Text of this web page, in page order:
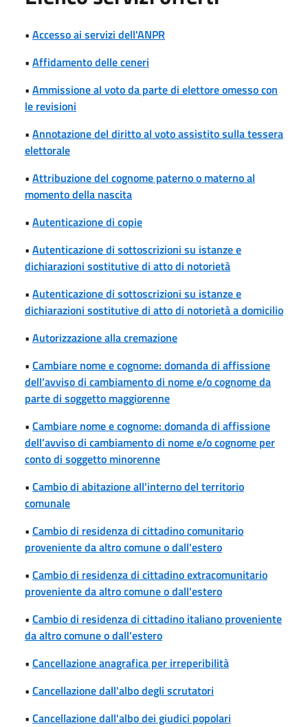
• Accesso ai servizi dell'ANPR
• Affidamento delle ceneri
• Ammissione al voto da parte di elettore omesso con
le revisioni
• Annotazione del diritto al voto assistito sulla tessera
elettorale
• Attribuzione del cognome paterno o materno al
momento della nascita
• Autenticazione di copie
• Autenticazione di sottoscrizioni su istanze e
dichiarazioni sostitutive di atto di notorietà
• Autenticazione di sottoscrizioni su istanze e
dichiarazioni sostitutive di atto di notorietà a domicilio
• Autorizzazione alla cremazione
• Cambiare nome e cognome: domanda di affissione
dell’avviso di cambiamento di nome e/o cognome da
parte di soggetto maggiorenne
• Cambiare nome e cognome: domanda di affissione
dell’avviso di cambiamento di nome e/o cognome per
conto di soggetto minorenne
• Cambio di abitazione all'interno del territorio
comunale
• Cambio di residenza di cittadino comunitario
proveniente da altro comune o dall'estero
• Cambio di residenza di cittadino extracomunitario
proveniente da altro comune o dall'estero
• Cambio di residenza di cittadino italiano proveniente
da altro comune o dall'estero
• Cancellazione anagrafica per irreperibilità
• Cancellazione dall'albo degli scrutatori
• Cancellazione dall'albo dei giudici popolari